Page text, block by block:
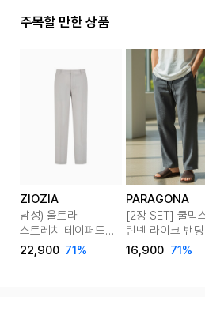
주목할 만한 상품
ZIOZIA
남성) 울트라
스트레치 테이퍼드
핏 팬츠
22,900 71%
PARAGONA
[2장 SET] 쿨믹스
린넨 라이크 밴딩
팬츠 M25LP102
16,900 71%